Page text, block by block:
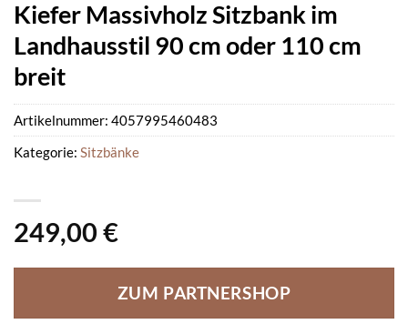
Kiefer Massivholz Sitzbank im
Landhausstil 90 cm oder 110 cm
breit
249,00 €
ZUM PARTNERSHOP
Artikelnummer: 4057995460483
Kategorie: Sitzbänke